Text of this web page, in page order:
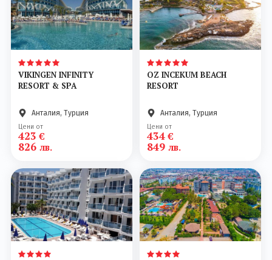
VIKINGEN INFINITY
RESORT & SPA
Анталия, Турция
Цени от
423 €
826 лв.
OZ INCEKUM BEACH
RESORT
Анталия, Турция
Цени от
434 €
849 лв.